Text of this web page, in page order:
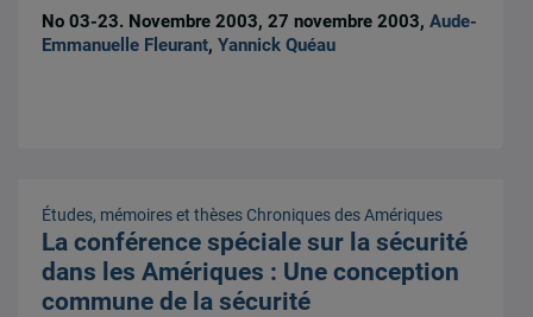
No 03-23. Novembre 2003, 27 novembre 2003,Aude-
Emmanuelle Fleurant,Yannick Quéau
Études, mémoires et thèses Chroniques des Amériques
La conférence spéciale sur la sécurité
dans les Amériques : Une conception
commune de la sécurité